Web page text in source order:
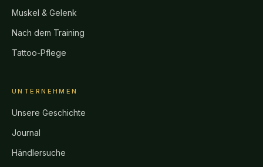
Muskel & Gelenk
Nach dem Training
Tattoo-Pflege
UNTERNEHMEN
Unsere Geschichte
Journal
Händlersuche